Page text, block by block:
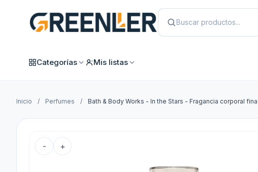
Categorías Mis listas
Inicio / Perfumes / Bath & Body Works - In the Stars - Fragancia corporal fina
- +